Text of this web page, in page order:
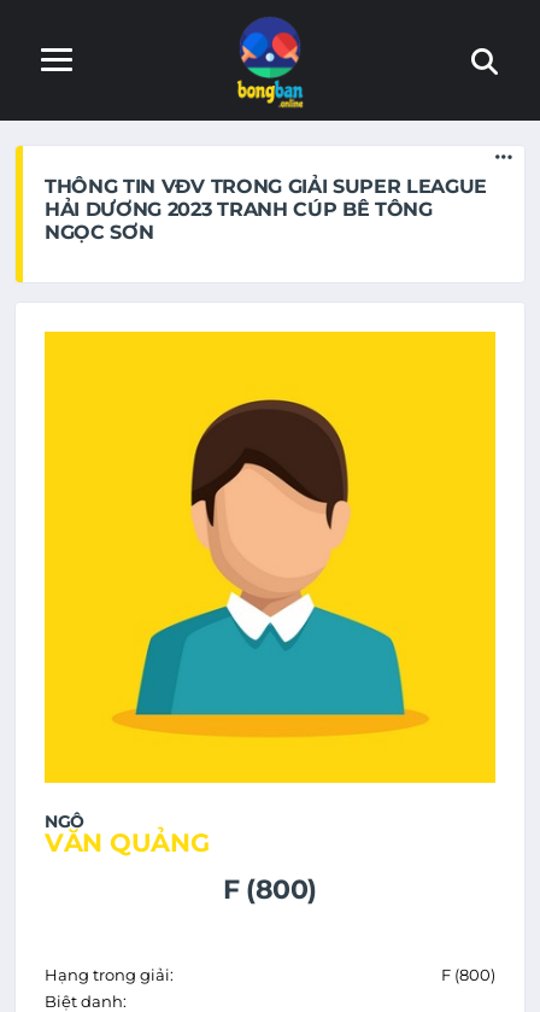
THÔNG TIN VĐV TRONG GIẢI SUPER LEAGUE
HẢI DƯƠNG 2023 TRANH CÚP BÊ TÔNG
NGỌC SƠN
NGÔ
VĂN QUẢNG
F (800)
Hạng trong giải:
F (800)
Biệt danh: